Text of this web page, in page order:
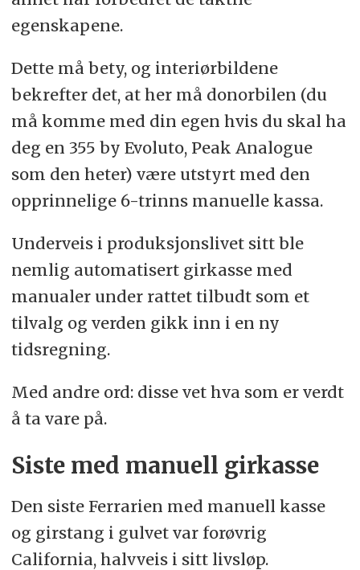
egenskapene.
Dette må bety, og interiørbildene
bekrefter det, at her må donorbilen (du
må komme med din egen hvis du skal ha
deg en 355 by Evoluto, Peak Analogue
som den heter) være utstyrt med den
opprinnelige 6-trinns manuelle kassa.
Underveis i produksjonslivet sitt ble
nemlig automatisert girkasse med
manualer under rattet tilbudt som et
tilvalg og verden gikk inn i en ny
tidsregning.
Med andre ord: disse vet hva som er verdt
å ta vare på.
Siste med manuell girkasse
Den siste Ferrarien med manuell kasse
og girstang i gulvet var forøvrig
California, halvveis i sitt livsløp.